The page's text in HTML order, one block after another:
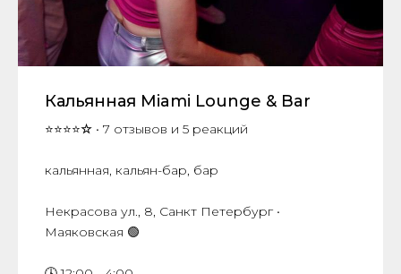
Кальянная Miami Lounge & Bar
⭐⭐⭐⭐☆ • 7 отзывов и 5 реакций
кальянная, кальян-бар, бар
Некрасова ул., 8, Санкт Петербург •
Маяковская 🟢